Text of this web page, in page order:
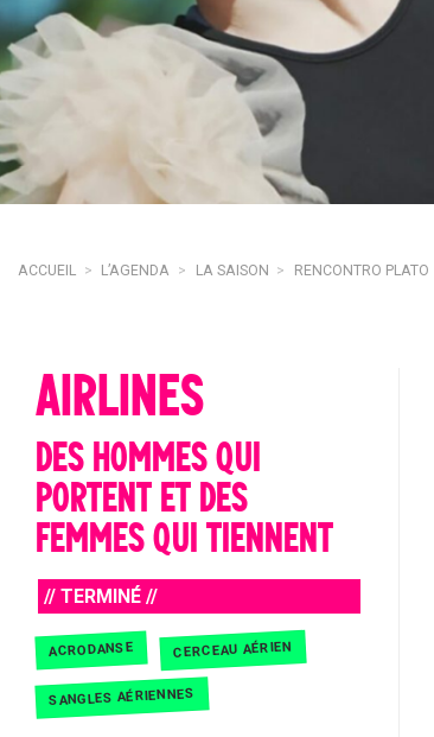
ACCUEIL > L’AGENDA > LA SAISON > RENCONTRO PLATO
AIRLINES
DES HOMMES QUI
PORTENT ET DES
FEMMES QUI TIENNENT
// TERMINÉ //
ACRODANSE CERCEAU AÉRIEN
SANGLES AÉRIENNES